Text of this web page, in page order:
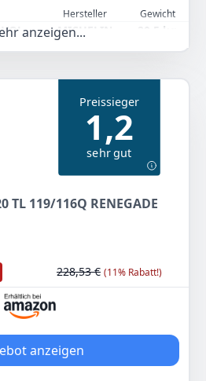
Hersteller Gewicht
MICHELIN 20,5 kg
anzeigen...
Preissieger
1,2
sehr gut
TL 119/116Q RENEGADE
228,53 € (11% Rabatt!)
anzeigen